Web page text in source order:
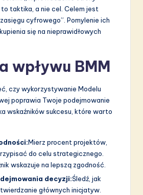
taktika, a nie cel. Celem jest
cyfrowego”. Pomylenie ich
się na nieprawidłowych
wpływu BMM
czy wykorzystywanie Modelu
poprawia Twoje podejmowanie
wskaźników sukcesu, które warto
Mierz procent projektów,
do celu strategicznego.
wskazuje na lepszą zgodność.
decyzji:Śledź, jak
głównych inicjatyw.